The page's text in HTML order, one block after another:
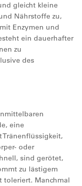
gleicht kleine
Nährstoffe zu,
Enzymen und
ein dauerhafter
zu
des
eine
Tränenflüssigkeit,
oder
sind gerötet,
zu lästigem
toleriert. Manchmal